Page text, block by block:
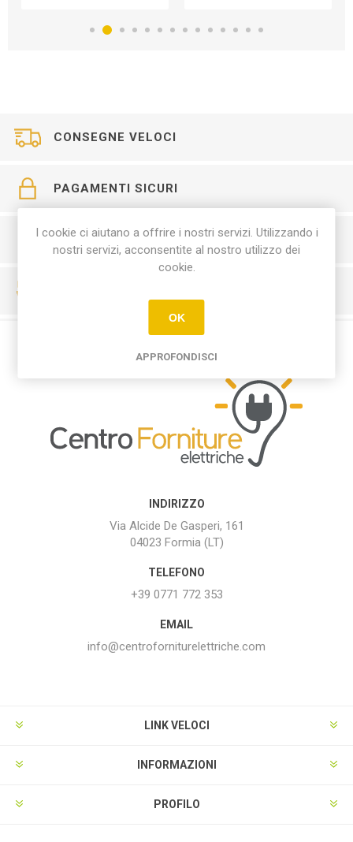
CONSEGNE VELOCI
PAGAMENTI SICURI
SERVIZIO CLIENTI
INDIRIZZO
Via Alcide De Gasperi, 161
04023 Formia (LT)
TELEFONO
+39 0771 772 353
EMAIL
info@centroforniturelettriche.com
LINK VELOCI
INFORMAZIONI
PROFILO
I cookie ci aiutano a offrire i nostri servizi. Utilizzando i
nostri servizi, acconsentite al nostro utilizzo dei
cookie.
OK
APPROFONDISCI